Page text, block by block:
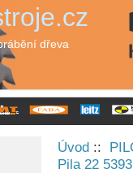
dřeva
Úvod ::
Pila 22